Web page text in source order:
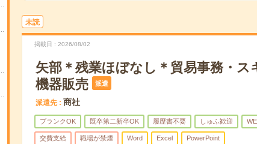
未読
掲載日 2026/08/02
矢部＊残業ほぼなし＊貿易事務・
機器販売
派遣
派遣先 商社
ブランクOK 既卒第二新卒OK 履歴書不要 しゅふ歓迎
交費支給 職場が禁煙 Word Excel PowerPoint